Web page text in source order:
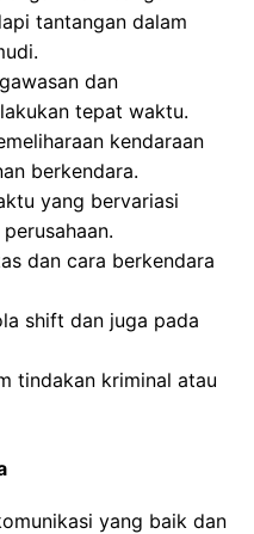
tantangan dalam
dan
tepat waktu.
kendaraan
berkendara.
yang bervariasi
dan cara berkendara
shift dan juga pada
tindakan kriminal atau
yang baik dan